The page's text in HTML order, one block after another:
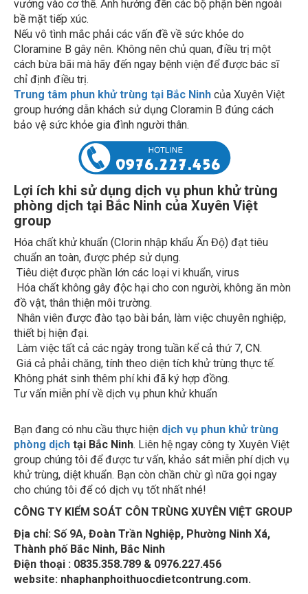
bề mặt tiếp xúc.
Nếu vô tình mắc phải các vấn đề về sức khỏe do
Cloramine B gây nên. Không nên chủ quan, điều trị một
cách bừa bãi mà hãy đến ngay bệnh viện để được bác sĩ
chỉ định điều trị.
Trung tâm phun khử trùng tại Bắc Ninh
của Xuyên Việt
group hướng dẫn khách sử dụng Cloramin B đúng cách
bảo vệ sức khỏe gia đình người thân.
Lợi ích khi sử dụng dịch vụ phun khử trùng
phòng dịch tại Bắc Ninh của Xuyên Việt
group
Hóa chất khử khuẩn (Clorin nhập khẩu Ấn Độ) đạt tiêu
chuẩn an toàn, được phép sử dụng.
Tiêu diệt được phần lớn các loại vi khuẩn, virus
Hóa chất không gây độc hại cho con người, không ăn mòn
đồ vật, thân thiện môi trường.
Nhân viên được đào tạo bài bản, làm việc chuyên nghiệp,
thiết bị hiện đại.
Làm việc tất cả các ngày trong tuần kể cả thứ 7, CN.
Giá cả phải chăng, tính theo diện tích khử trùng thực tế.
Không phát sinh thêm phí khi đã ký hợp đồng.
Tư vấn miễn phí về dịch vụ phun khử khuẩn
Bạn đang có nhu cầu thực hiện
dịch vụ phun khử trùng
phòng dịchtại Bắc Ninh. Liên hệ ngay công ty Xuyên Việt
group chúng tôi để được tư vấn, khảo sát miễn phí dịch vụ
khử trùng, diệt khuẩn. Bạn còn chần chừ gì nữa gọi ngay
cho chúng tôi để có dịch vụ tốt nhất nhé!
CÔNG TY KIỂM SOÁT CÔN TRÙNG XUYÊN VIỆT GROUP
Địa chỉ: Số 9A, Đoàn Trần Nghiệp, Phường Ninh Xá,
Thành phố Bắc Ninh, Bắc Ninh
Điện thoại : 0835.358.789 & 0976.227.456
website: nhaphanphoithuocdietcontrung.com.